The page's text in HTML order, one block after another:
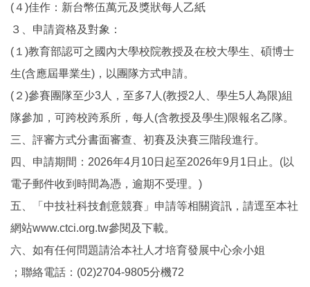
(４)佳作：新台幣伍萬元及獎狀每人乙紙
３、申請資格及對象：
(１)教育部認可之國內大學校院教授及在校大學生、碩博士
生(含應屆畢業生)，以團隊方式申請。
(２)參賽團隊至少3人，至多7人(教授2人、學生5人為限)組
隊參加，可跨校跨系所，每人(含教授及學生)限報名乙隊。
三、評審方式分書面審查、初賽及決賽三階段進行。
四、申請期間：2026年4月10日起至2026年9月1日止。(以
電子郵件收到時間為憑，逾期不受理。)
五、「中技社科技創意競賽」申請等相關資訊，請逕至本社
網站www.ctci.org.tw參閱及下載。
六、如有任何問題請洽本社人才培育發展中心余小姐
；聯絡電話：(02)2704-9805分機72